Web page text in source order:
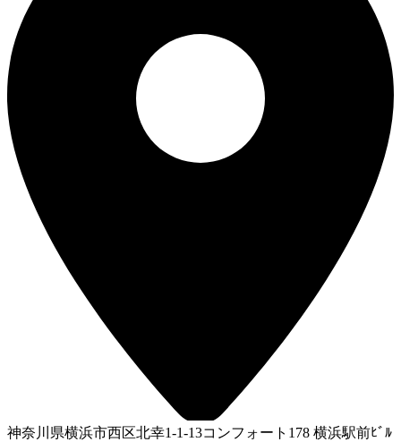
神奈川県横浜市西区北幸1-1-13コンフォート178 横浜駅前ﾋﾞﾙ